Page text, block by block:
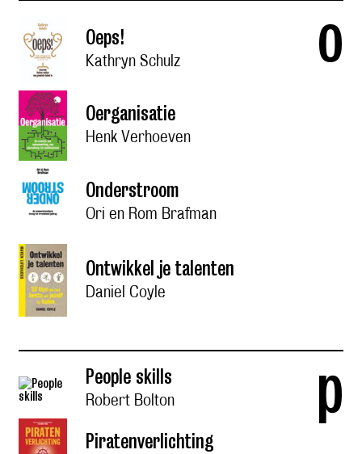
o
Oeps!
Kathryn Schulz
Oerganisatie
Henk Verhoeven
Onderstroom
Ori en Rom Brafman
Ontwikkel je talenten
Daniel Coyle
p
People skills
Robert Bolton
Piratenverlichting